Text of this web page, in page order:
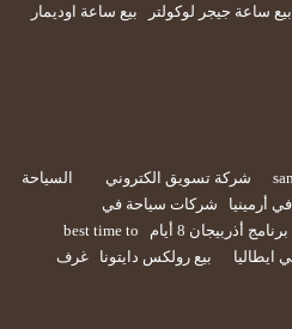
بيع ساعة جيجر لوكولتر
بيع ساعة اوديمار
شركة تسويق الكتروني
السياحة
أرمينيا
شركات سياحة في
برنامج أذربيجان 8 أيام
best time to
بيع رولكس دايتونا
غرف